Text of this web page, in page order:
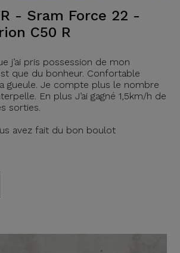
- Sram Force 22 -
C50 R
j’ai pris possession de mon
que du bonheur. Confortable
gueule. Je compte plus le nombre
En plus J’ai gagné 1,5km/h de
sorties.
avez fait du bon boulot